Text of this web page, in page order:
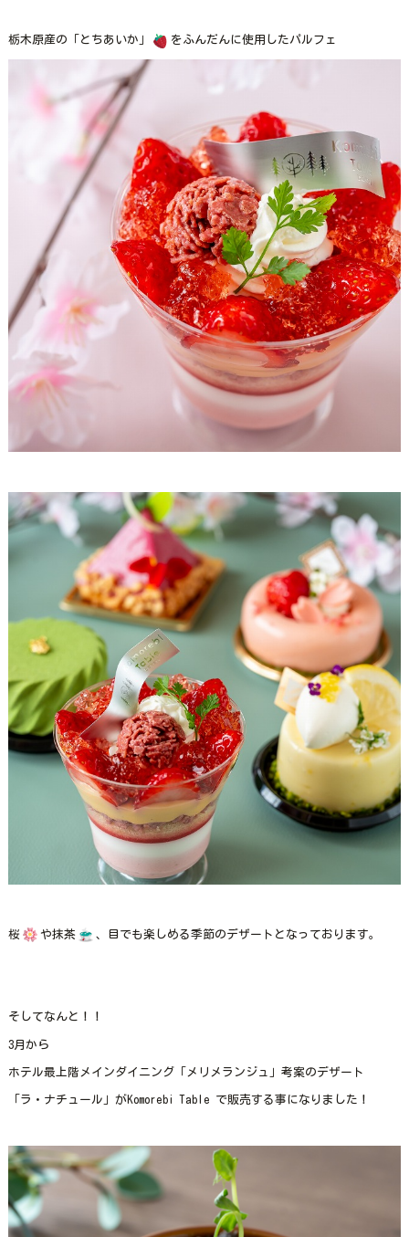
栃木原産の「とちあいか」 をふんだんに使用したパルフェ
桜 や抹茶 、目でも楽しめる季節のデザートとなっております。
そしてなんと！！
3月から
ホテル最上階メインダイニング「メリメランジュ」考案のデザート
「ラ・ナチュール」がKomorebi Table で販売する事になりました！